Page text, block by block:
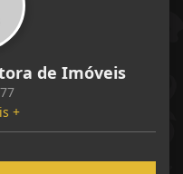
de Imóveis
+